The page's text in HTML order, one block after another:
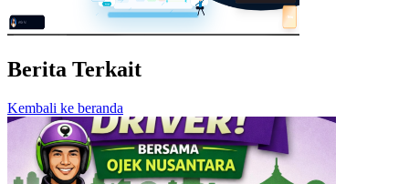
Berita Terkait
Kembali ke beranda